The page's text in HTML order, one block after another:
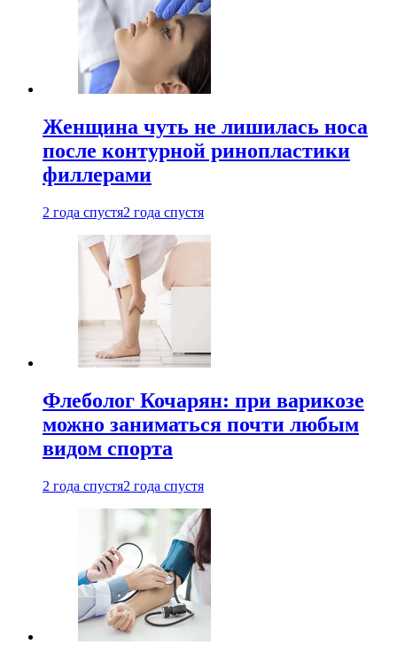
Женщина чуть не лишилась носа
после контурной ринопластики
филлерами
2 года спустя2 года спустя
Флеболог Кочарян: при варикозе
можно заниматься почти любым
видом спорта
2 года спустя2 года спустя